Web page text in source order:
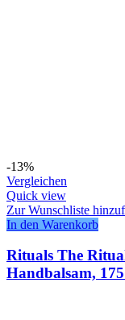
-13%
Vergleichen
Quick view
Zur Wunschliste
In den Warenkorb
Rituals The
Handbalsam,